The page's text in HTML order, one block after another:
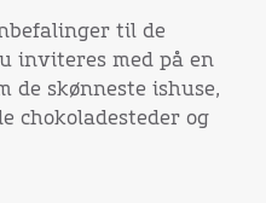
til de
inviteres med på en
de skønneste ishuse,
chokoladesteder og